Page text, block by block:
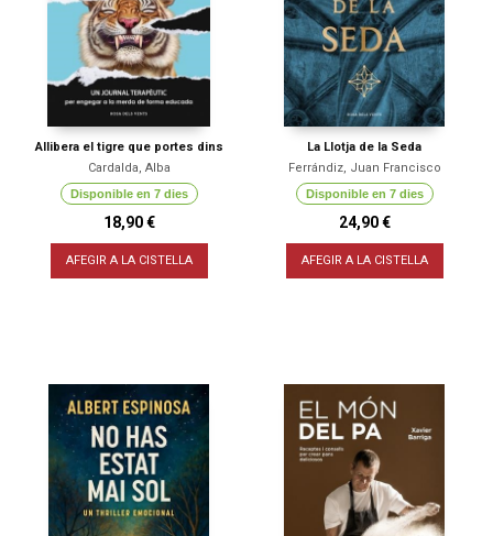
Allibera el tigre que portes dins
Cardalda, Alba
Disponible en 7 dies
18,90 €
AFEGIR A LA CISTELLA
La Llotja de la Seda
Ferrándiz, Juan Francisco
Disponible en 7 dies
24,90 €
AFEGIR A LA CISTELLA